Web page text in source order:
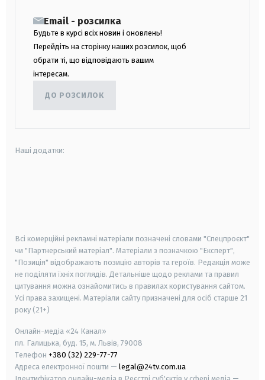
Email - розсилка
Будьте в курсі всіх новин і оновлень!
Перейдіть на сторінку наших розсилок, щоб
обрати ті, що відповідають вашим
інтересам.
ДО РОЗСИЛОК
Наші додатки:
Всі комерційні рекламні матеріали позначені словами "Спецпроєкт"
чи "Партнерський матеріал". Матеріали з позначкою "Експерт",
"Позиція" відображають позицію авторів та героїв. Редакція може
не поділяти їхніх поглядів. Детальніше щодо реклами та правил
цитування можна ознайомитись в правилах користування сайтом.
Усі права захищені. Матеріали сайту призначені для осіб старше 21
року (21+)
Онлайн-медіа «24 Канал»
пл. Галицька, буд. 15, м. Львів, 79008
Телефон +380 (32) 229-77-77
Адреса електронної пошти — legal@24tv.com.ua